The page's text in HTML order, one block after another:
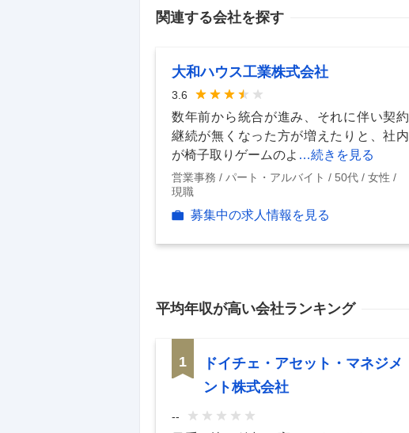
関連する会社を探す
大和ハウス工業株式会社
3.6
数年前から統合が進み、それに伴い契約
継続が無くなった方が増えたりと、社内
が椅子取りゲームのよ …続きを見る
営業事務 パート・アルバイト 50代
女性
現職
募集中の求人情報を見る
平均年収が高い会社ランキング
1
ドイチェ・アセット・マネジメ
ント株式会社
--